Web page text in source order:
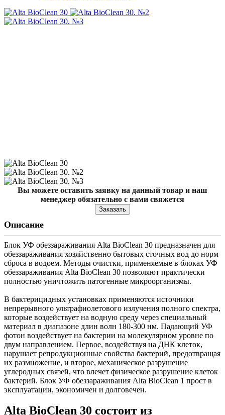
Вы можете оставить заявку на данный товар и наш
менеджер обязательно с вами свяжется
Заказать
Описание
Блок УФ обеззараживания Alta BioClean 30 предназначен для
обеззараживания хозяйственно бытовых сточных вод до норм
сброса в водоем. Методы очистки, применяемые в блоках УФ
обеззараживания Alta BioClean 30 позволяют практически
полностью уничтожить патогенные микроорганизмы.
В бактерицидных установках применяются источники
непрерывного ультрафиолетового излучения полного спектра,
которые воздействует на водную среду через специальный
материал в диапазоне длин волн 180-300 нм. Падающий УФ
фотон воздействует на бактерии на молекулярном уровне по
двум направлением. Первое, воздействуя на ДНК клеток,
нарушает репродукционные свойства бактерий, предотвращая
их размножение, и второе, механическое разрушение
углеродных связей, что влечет физическое разрушение клеток
бактерий. Блок УФ обеззараживания Alta BioClean 1 прост в
эксплуатации, экономичен и долговечен.
Alta BioClean 30 состоит из